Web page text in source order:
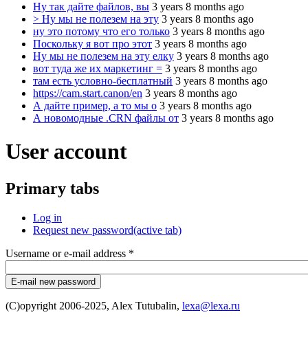
Ну так дайте файлов, вы 3 years 8 months ago
> Ну мы не полезем на эту 3 years 8 months ago
ну это потому что его только 3 years 8 months ago
Поскольку я вот про этот 3 years 8 months ago
Ну мы не полезем на эту елку 3 years 8 months ago
вот туда же их маркетинг = 3 years 8 months ago
там есть условно-бесплатный 3 years 8 months ago
https://cam.start.canon/en 3 years 8 months ago
А дайте пример, а то мы о 3 years 8 months ago
А новомодные .CRN файлы от 3 years 8 months ago
User account
Primary tabs
Log in
Request new password(active tab)
Username or e-mail address *
(C)opyright 2006-2025, Alex Tutubalin, lexa@lexa.ru